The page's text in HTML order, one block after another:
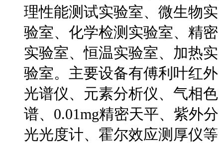
理性能测试实验室、微生物实
验室、化学检测实验室、精密
实验室、恒温实验室、加热实
验室。主要设备有傅利叶红外
光谱仪、元素分析仪、气相色
谱、0.01mg精密天平、紫外分
光光度计、霍尔效应测厚仪等